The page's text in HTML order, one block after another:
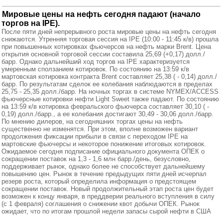
Мировые цены на нефть сегодня падают (начало
торгов на IPE).
После пяти дней непрерывного роста мировые цены на нефть сегодня
снижаются. Утренняя торговая сессия на IPE (10:00 - 11:45 к/в) прошла
при повышенных котировках фьючерсов на нефть марки Brent. Цена
открытия основной торговой сессии составила 25,69 (+0,17) долл./
барр. Однако дальнейший ход торгов на IPE характеризуется
умеренным сползанием котировок. По состоянию на 13:59 к/в
мартовская котировка контракта Brent составляет 25,38 ( - 0,14) долл./
барр. По результатам сделок ее колебания наблюдаются в пределах
25,75 - 25,35 долл./барр. На ночных торгах в системе NYMEX/ACCESS
фьючерсные котировки нефти Light Sweet также падают. По состоянию
на 13:59 к/в котировка февральского фьючерса составляет 30,10 ( -
0,19) долл./барр., а ее колебания достигают 30,49 - 30,06 долл./барр.
По мнению дилеров, на сегодняшних торгах цены на нефть
существенно не изменятся. При этом, вполне возможен вариант
продолжения фиксации прибыли в связи с переходом IPE на
мартовские фьючерсы и некоторое понижение итоговых котировок.
Ожидаемое сегодня подписание официального документа ОПЕК о
сокращении поставок на 1,3 - 1,6 млн барр./день, безусловно,
поддерживает рынок, однако более не способствует дальнейшему
повышению цен. Рынок в течение предыдущих пяти дней исчерпал
резерв роста, который определила информация о предстоящем
сокращении поставок. Новый продолжительный этап роста цен будет
возможен к концу января, в преддверии реального вступления в силу
(с 1 февраля) соглашения о снижении квот добычи ОПЕК. Рынок
ожидает, что по итогам прошлой недели запасы сырой нефти в США